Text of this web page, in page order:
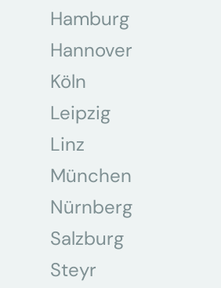
Hamburg
Hannover
Köln
Leipzig
Linz
München
Nürnberg
Salzburg
Steyr